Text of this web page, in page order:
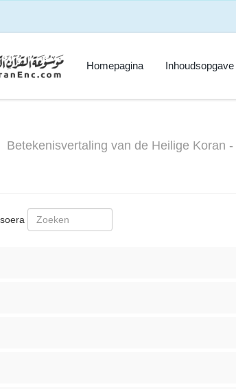
Homepagina
Betekenisvertaling van de Heilige Koran